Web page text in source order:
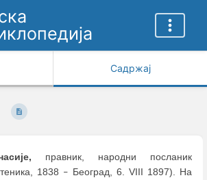
Садржај
правник, народни посланик
1838 – Београд, 6. VIII 1897). На